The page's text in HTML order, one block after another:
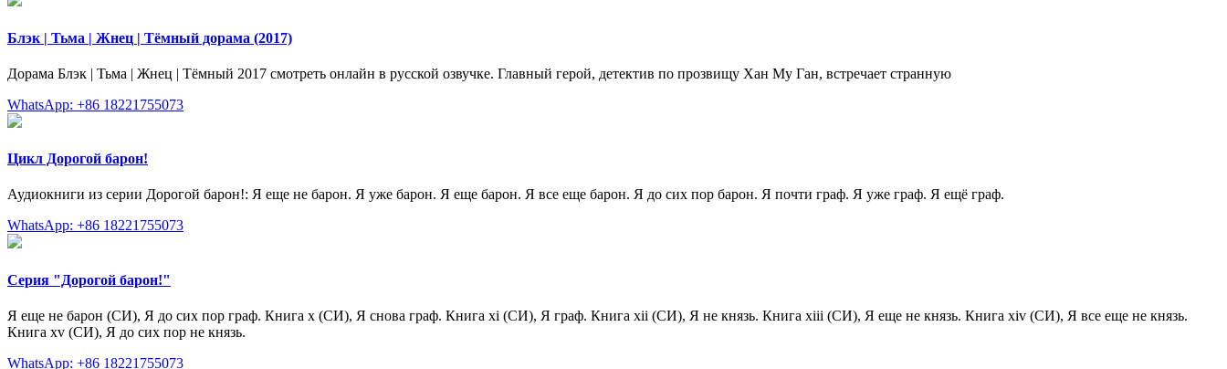
Блэк | Тьма | Жнец | Тёмный дорама (2017)
Дорама Блэк | Тьма | Жнец | Тёмный 2017 cмотреть онлайн в русской озвучке. Главный герой, детектив по прозвищу Хан Му Ган, встречает странную
WhatsApp: +86 18221755073
Цикл Дорогой барон!
Аудиокниги из серии Дорогой барон!: Я еще не барон. Я уже барон. Я еще барон. Я все еще барон. Я до сих пор барон. Я почти граф. Я уже граф. Я ещё граф.
WhatsApp: +86 18221755073
Серия "Дорогой барон!"
Я еще не барон (СИ), Я до сих пор граф. Книга x (СИ), Я снова граф. Книга xi (СИ), Я граф. Книга xii (СИ), Я не князь. Книга xiii (СИ), Я еще не князь. Книга xiv (СИ), Я все еще не князь.
Книга xv (СИ), Я до сих пор не князь.
WhatsApp: +86 18221755073